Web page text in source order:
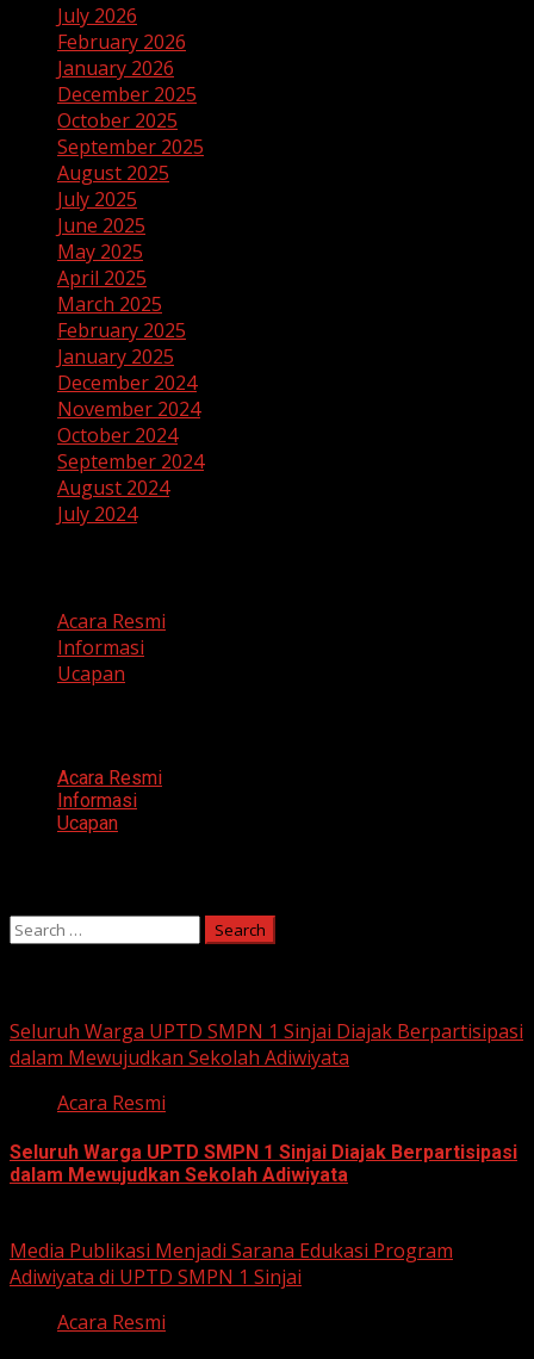
July 2026
February 2026
January 2026
December 2025
October 2025
September 2025
August 2025
July 2025
June 2025
May 2025
April 2025
March 2025
February 2025
January 2025
December 2024
November 2024
October 2024
September 2024
August 2024
July 2024
Acara Resmi
Informasi
Ucapan
Acara Resmi
Informasi
Ucapan
Search
Seluruh Warga UPTD SMPN 1 Sinjai Diajak Berpartisipasi
dalam Mewujudkan Sekolah Adiwiyata
Acara Resmi
Seluruh Warga UPTD SMPN 1 Sinjai Diajak Berpartisipasi
dalam Mewujudkan Sekolah Adiwiyata
Media Publikasi Menjadi Sarana Edukasi Program
Adiwiyata di UPTD SMPN 1 Sinjai
Acara Resmi